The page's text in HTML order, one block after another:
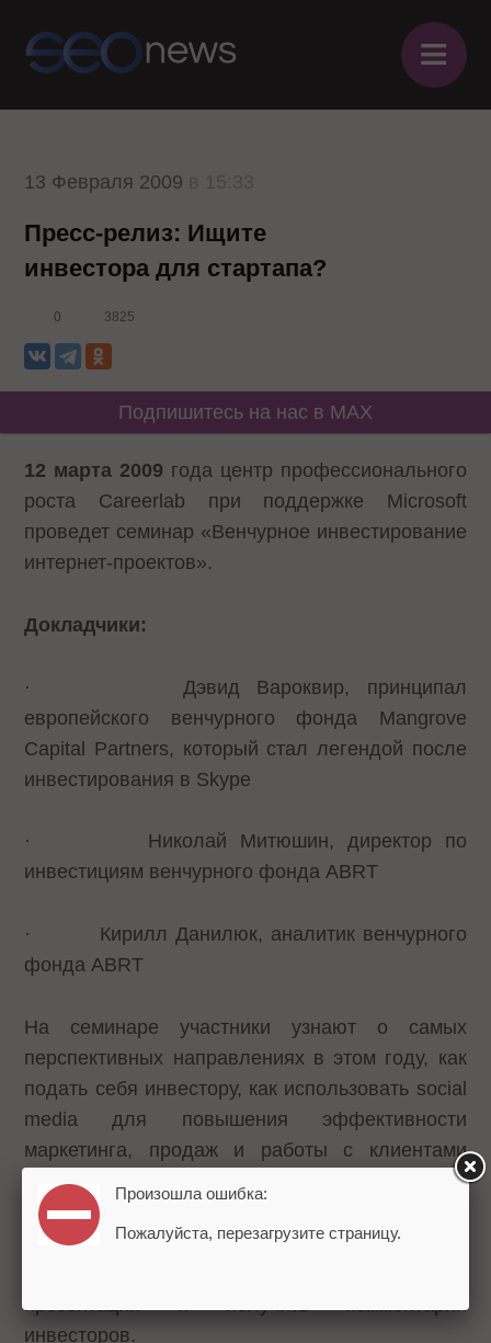
≡
13 Февраля 2009
Пресс-релиз: Ищите
инвестора для стартапа?
0 3825
Подпишитесь на нас в MAX
12 марта 2009 года центр профессионального
роста Careerlab при поддержке Microsoft
проведет семинар «Венчурное инвестирование
интернет-проектов».
Докладчики:
· Дэвид Вароквир, принципал
европейского венчурного фонда Mangrove
Capital Partners, который стал легендой после
инвестирования в Skype
· Николай Митюшин, директор по
инвестициям венчурного фонда ABRT
· Кирилл Данилюк, аналитик венчурного
фонда ABRT
На семинаре участники узнают о самых
перспективных направлениях в этом году, как
подать себя инвестору, как использовать social
media для повышения эффективности
маркетинга, продаж и работы с клиентами
через Интернет.
У создателей стартап-проектовбудет
презентации и получить комментарии
инвесторов.
Произошла ошибка:
Пожалуйста, перезагрузите страницу.